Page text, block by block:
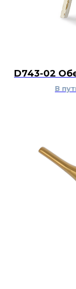
D743-02
В